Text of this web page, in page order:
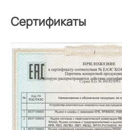
Сертификаты